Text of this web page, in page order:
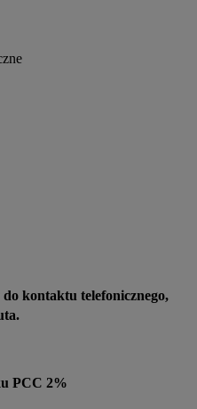
kontaktu telefonicznego,
PCC 2%